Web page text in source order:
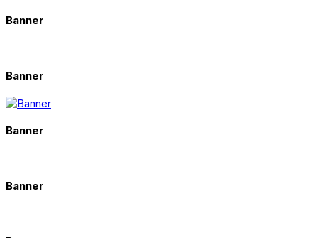
Banner
Banner
Banner
Banner